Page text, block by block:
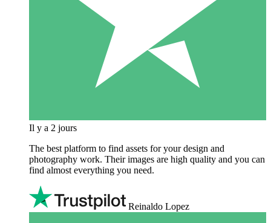
Il y a 2 jours
The best platform to find assets for your design and
photography work. Their images are high quality and you can
find almost everything you need.
Reinaldo Lopez